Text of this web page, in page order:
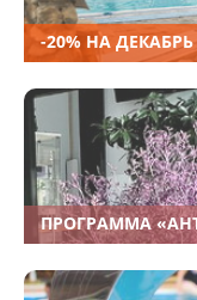
-20% НА ДЕКАБРЬ
ПРОГРАММА